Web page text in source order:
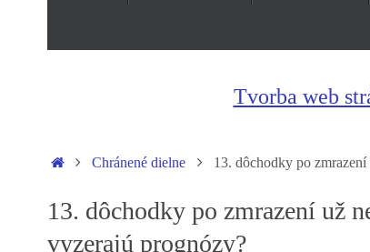
Tvorba web
HomeChránené dielne 13. dôchodky po
13. dôchodky po zmrazení už
vyzerajú prognózy?